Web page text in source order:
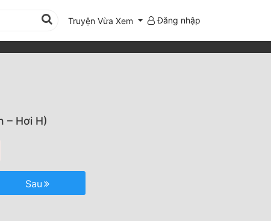
Truyện Vừa Xem Đăng nhập
– Hơi H)
Sau